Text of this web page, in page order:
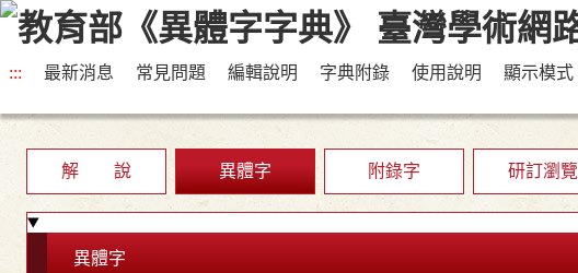
::: 最新消息 常見問題 編輯說明 字典附錄 使用說明 顯示模式
解 說 異體字 附錄字 研訂瀏覽
異體字